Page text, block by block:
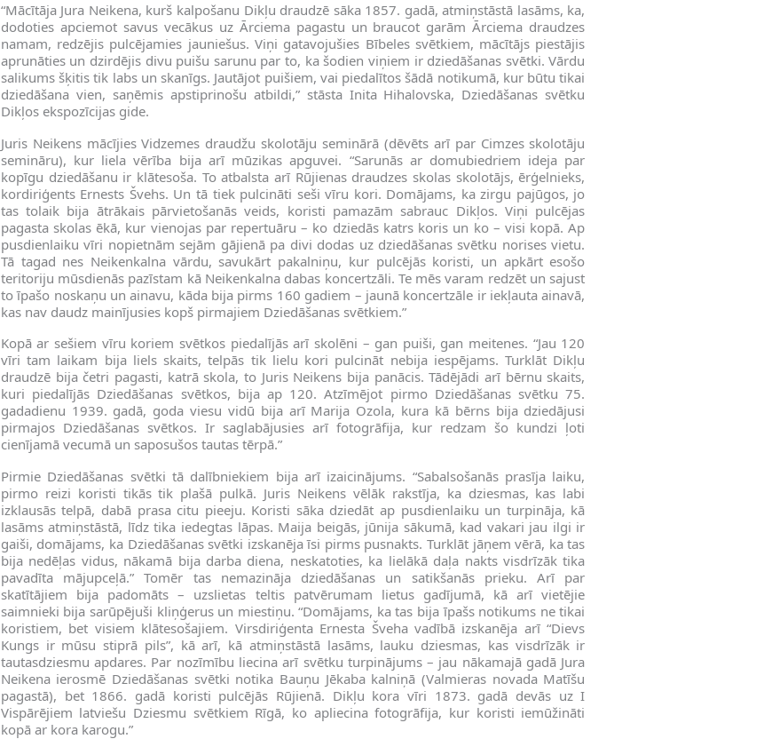
“Mācītāja Jura Neikena, kurš kalpošanu Dikļu draudzē sāka 1857. gadā, atmiņstāstā lasāms, ka,
dodoties apciemot savus vecākus uz Ārciema pagastu un braucot garām Ārciema draudzes
namam, redzējis pulcējamies jauniešus. Viņi gatavojušies Bībeles svētkiem, mācītājs piestājis
aprunāties un dzirdējis divu puišu sarunu par to, ka šodien viņiem ir dziedāšanas svētki. Vārdu
salikums šķitis tik labs un skanīgs. Jautājot puišiem, vai piedalītos šādā notikumā, kur būtu tikai
dziedāšana vien, saņēmis apstiprinošu atbildi,” stāsta Inita Hihalovska, Dziedāšanas svētku
Dikļos ekspozīcijas gide.
Juris Neikens mācījies Vidzemes draudžu skolotāju seminārā (dēvēts arī par Cimzes skolotāju
semināru), kur liela vērība bija arī mūzikas apguvei. “Sarunās ar domubiedriem ideja par
kopīgu dziedāšanu ir klātesoša. To atbalsta arī Rūjienas draudzes skolas skolotājs, ērģelnieks,
kordiriģents Ernests Švehs. Un tā tiek pulcināti seši vīru kori. Domājams, ka zirgu pajūgos, jo
tas tolaik bija ātrākais pārvietošanās veids, koristi pamazām sabrauc Dikļos. Viņi pulcējas
pagasta skolas ēkā, kur vienojas par repertuāru – ko dziedās katrs koris un ko – visi kopā. Ap
pusdienlaiku vīri nopietnām sejām gājienā pa divi dodas uz dziedāšanas svētku norises vietu.
Tā tagad nes Neikenkalna vārdu, savukārt pakalniņu, kur pulcējās koristi, un apkārt esošo
teritoriju mūsdienās pazīstam kā Neikenkalna dabas koncertzāli. Te mēs varam redzēt un sajust
to īpašo noskaņu un ainavu, kāda bija pirms 160 gadiem – jaunā koncertzāle ir iekļauta ainavā,
kas nav daudz mainījusies kopš pirmajiem Dziedāšanas svētkiem.”
Kopā ar sešiem vīru koriem svētkos piedalījās arī skolēni – gan puiši, gan meitenes. “Jau 120
vīri tam laikam bija liels skaits, telpās tik lielu kori pulcināt nebija iespējams. Turklāt Dikļu
draudzē bija četri pagasti, katrā skola, to Juris Neikens bija panācis. Tādējādi arī bērnu skaits,
kuri piedalījās Dziedāšanas svētkos, bija ap 120. Atzīmējot pirmo Dziedāšanas svētku 75.
gadadienu 1939. gadā, goda viesu vidū bija arī Marija Ozola, kura kā bērns bija dziedājusi
pirmajos Dziedāšanas svētkos. Ir saglabājusies arī fotogrāfija, kur redzam šo kundzi ļoti
cienījamā vecumā un saposušos tautas tērpā.”
Pirmie Dziedāšanas svētki tā dalībniekiem bija arī izaicinājums. “Sabalsošanās prasīja laiku,
pirmo reizi koristi tikās tik plašā pulkā. Juris Neikens vēlāk rakstīja, ka dziesmas, kas labi
izklausās telpā, dabā prasa citu pieeju. Koristi sāka dziedāt ap pusdienlaiku un turpināja, kā
lasāms atmiņstāstā, līdz tika iedegtas lāpas. Maija beigās, jūnija sākumā, kad vakari jau ilgi ir
gaiši, domājams, ka Dziedāšanas svētki izskanēja īsi pirms pusnakts. Turklāt jāņem vērā, ka tas
bija nedēļas vidus, nākamā bija darba diena, neskatoties, ka lielākā daļa nakts visdrīzāk tika
pavadīta mājupceļā.” Tomēr tas nemazināja dziedāšanas un satikšanās prieku. Arī par
skatītājiem bija padomāts – uzslietas teltis patvērumam lietus gadījumā, kā arī vietējie
saimnieki bija sarūpējuši kliņģerus un miestiņu. “Domājams, ka tas bija īpašs notikums ne tikai
koristiem, bet visiem klātesošajiem. Virsdiriģenta Ernesta Šveha vadībā izskanēja arī “Dievs
Kungs ir mūsu stiprā pils”, kā arī, kā atmiņstāstā lasāms, lauku dziesmas, kas visdrīzāk ir
tautasdziesmu apdares. Par nozīmību liecina arī svētku turpinājums – jau nākamajā gadā Jura
Neikena ierosmē Dziedāšanas svētki notika Bauņu Jēkaba kalniņā (Valmieras novada Matīšu
pagastā), bet 1866. gadā koristi pulcējās Rūjienā. Dikļu kora vīri 1873. gadā devās uz I
Vispārējiem latviešu Dziesmu svētkiem Rīgā, ko apliecina fotogrāfija, kur koristi iemūžināti
kopā ar kora karogu.”